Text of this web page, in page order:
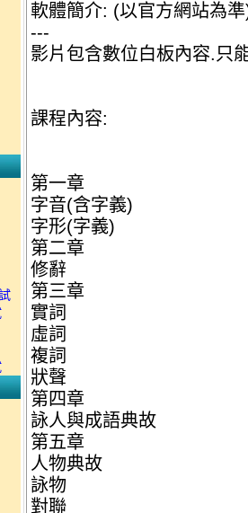
軟體簡介: (以官方網站為
---
影片包含數位白板內容.只
課程內容:
第一章
字音(含字義)
字形(字義)
第二章
修辭
第三章
實詞
虛詞
複詞
狀聲
第四章
詠人與成語典故
第五章
人物典故
詠物
對聯